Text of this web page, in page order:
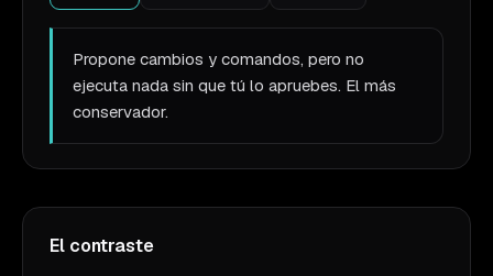
Propone cambios y comandos, pero no
ejecuta nada sin que tú lo apruebes. El más
conservador.
El contraste